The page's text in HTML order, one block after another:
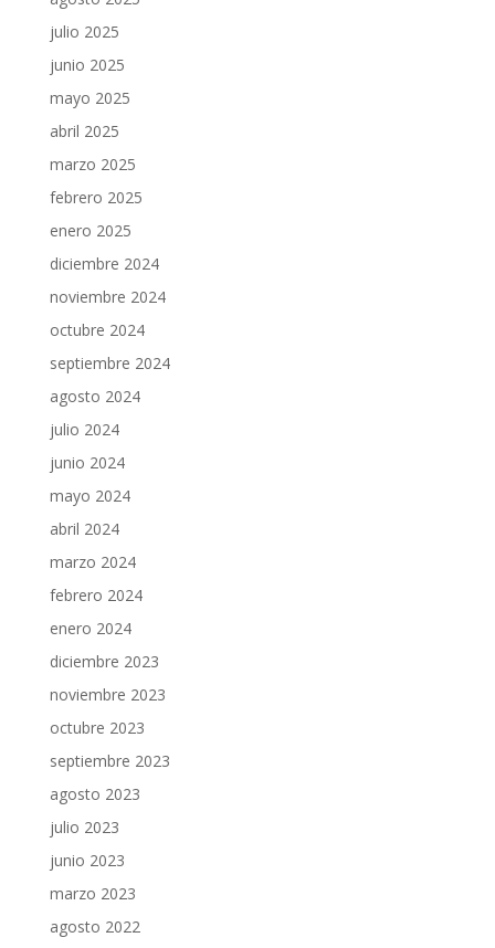
julio 2025
junio 2025
mayo 2025
abril 2025
marzo 2025
febrero 2025
enero 2025
diciembre 2024
noviembre 2024
octubre 2024
septiembre 2024
agosto 2024
julio 2024
junio 2024
mayo 2024
abril 2024
marzo 2024
febrero 2024
enero 2024
diciembre 2023
noviembre 2023
octubre 2023
septiembre 2023
agosto 2023
julio 2023
junio 2023
marzo 2023
agosto 2022